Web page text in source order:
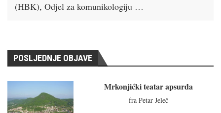
(HBK), Odjel za komunikologiju …
POSLJEDNJE OBJAVE
Mrkonjićki teatar apsurda
fra Petar Jeleč